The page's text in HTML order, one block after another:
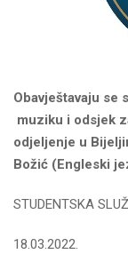
Obavještavaju se
muziku i odsjek
odjeljenje u
Božić (Engleski
STUDENTSKA
18.03.2022.